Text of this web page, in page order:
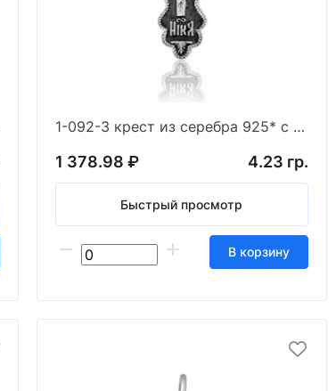
1-092-3 крест из серебра 925* с частичным чернен
1 378.98 ₽ 4.23 гр.
Быстрый просмотр
В корзину